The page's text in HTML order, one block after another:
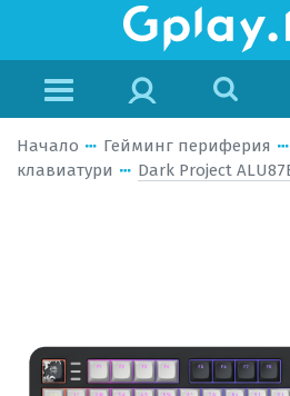
Начало Гейминг периферия
клавиатури
Dark Project